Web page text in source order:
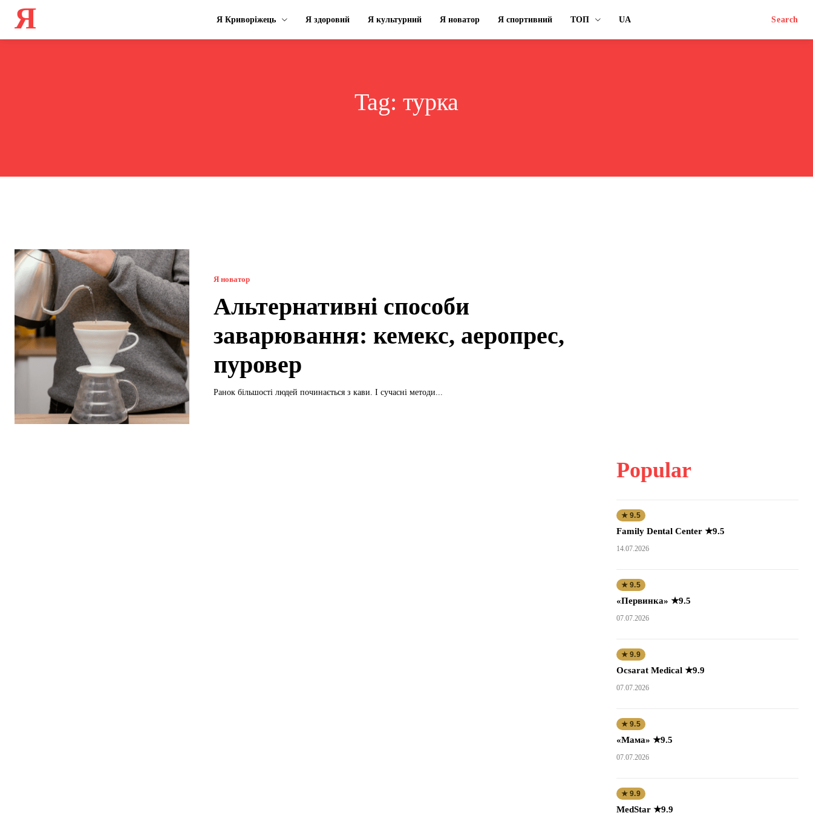
Я Я Криворіжець Я здоровий Я культурний Я новатор Я спортивний ТОП UA Search
Tag: турка
Я новатор
Альтернативні способи
заварювання: кемекс, аеропрес,
пуровер
Ранок більшості людей починається з кави. І сучасні методи...
Popular
★ 9.5
Family Dental Center ★9.5
14.07.2026
★ 9.5
«Первинка» ★9.5
07.07.2026
★ 9.9
Ocsarat Medical ★9.9
07.07.2026
★ 9.5
«Мама» ★9.5
07.07.2026
★ 9.9
MedStar ★9.9